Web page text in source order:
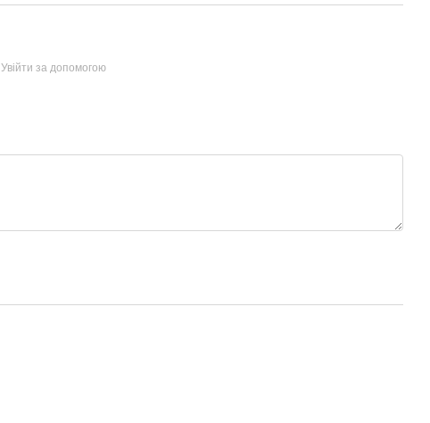
Увійти за допомогою